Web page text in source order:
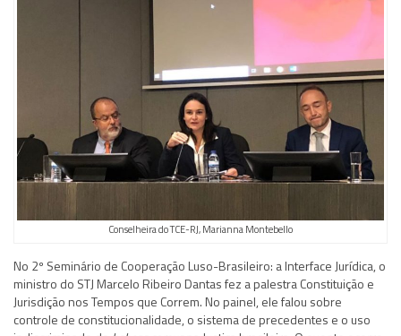
Conselheira do TCE-RJ, Marianna Montebello
No 2º Seminário de Cooperação Luso-Brasileiro: a Interface Jurídica, o
ministro do STJ Marcelo Ribeiro Dantas fez a palestra Constituição e
Jurisdição nos Tempos que Correm. No painel, ele falou sobre
controle de constitucionalidade, o sistema de precedentes e o uso